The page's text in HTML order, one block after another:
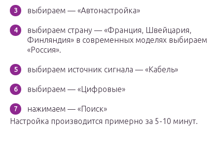
выбираем — «Автонастройка»
выбираем страну — «Франция, Швейцария,
Финляндия» в современных моделях выбираем
«Россия».
выбираем источник сигнала — «Кабель»
выбираем — «Цифровые»
нажимаем — «Поиск»
Настройка производится примерно за 5-10 минут.